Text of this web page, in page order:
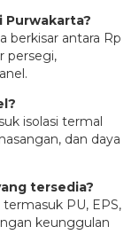
Purwakarta?
berkisar antara Rp
persegi,
isolasi termal
dan daya
tersedia?
PU, EPS,
keunggulan